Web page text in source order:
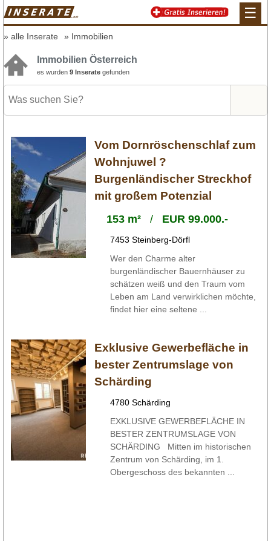
☰
alle Inserate Immobilien
Immobilien Österreich
es wurden 9 Inserate gefunden
Vom Dornröschenschlaf zum
Wohnjuwel ?
Burgenländischer Streckhof
mit großem Potenzial
153 m²/ EUR 99.000.-
7453 Steinberg-Dörfl
Wer den Charme alter
burgenländischer Bauernhäuser zu
schätzen weiß und den Traum vom
Leben am Land verwirklichen möchte,
findet hier eine seltene ...
Exklusive Gewerbefläche in
bester Zentrumslage von
Schärding
4780 Schärding
EXKLUSIVE GEWERBEFLÄCHE IN
BESTER ZENTRUMSLAGE VON
SCHÄRDING Mitten im historischen
Zentrum von Schärding, im 1.
Obergeschoss des bekannten ...